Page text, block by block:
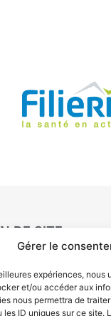
Gérer le
expériences,
et/ou accéder aux
nous permettra de
les ID uniques sur ce site.
DE SITE